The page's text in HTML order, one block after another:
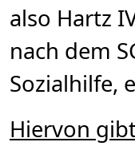
also Hartz
nach dem
Sozialhilfe,
Hiervon